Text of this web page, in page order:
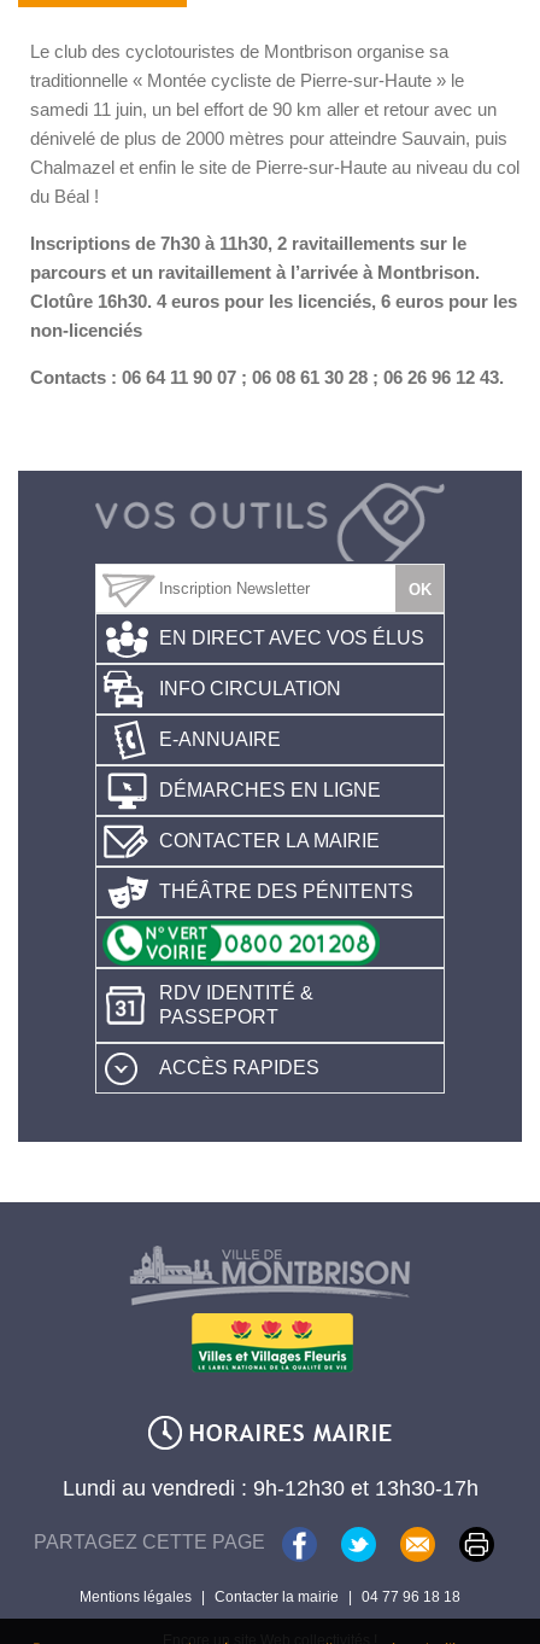
Le club des cyclotouristes de Montbrison organise sa
traditionnelle « Montée cycliste de Pierre-sur-Haute » le
samedi 11 juin, un bel effort de 90 km aller et retour avec un
dénivelé de plus de 2000 mètres pour atteindre Sauvain, puis
Chalmazel et enfin le site de Pierre-sur-Haute au niveau du col
du Béal !
Inscriptions de 7h30 à 11h30, 2 ravitaillements sur le
parcours et un ravitaillement à l’arrivée à Montbrison.
Clotûre 16h30. 4 euros pour les licenciés, 6 euros pour les
non-licenciés
Contacts : 06 64 11 90 07 ; 06 08 61 30 28 ; 06 26 96 12 43.
EN DIRECT AVEC VOS ÉLUS
INFO CIRCULATION
E-ANNUAIRE
DÉMARCHES EN LIGNE
CONTACTER LA MAIRIE
THÉÂTRE DES PÉNITENTS
RDV IDENTITÉ &
PASSEPORT
ACCÈS RAPIDES
Lundi au vendredi : 9h-12h30 et 13h30-17h
PARTAGEZ CETTE PAGE
Mentions légales | Contacter la mairie | 04 77 96 18 18
Encore un site Web collectivités !